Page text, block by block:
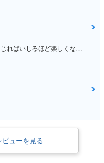
ビューを見る